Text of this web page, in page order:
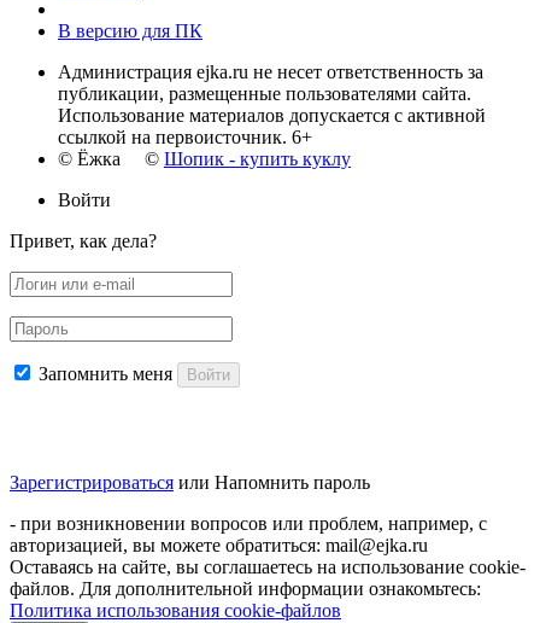
В версию для ПК
Администрация ejka.ru не несет ответственность за
публикации, размещенные пользователями сайта.
Использование материалов допускается с активной
ссылкой на первоисточник. 6+
© Ёжка © Шопик - купить куклу
Войти
Привет, как дела?
Запомнить меня Войти
Зарегистрироваться или Напомнить пароль
- при возникновении вопросов или проблем, например, с
авторизацией, вы можете обратиться: mail@ejka.ru
Оставаясь на сайте, вы соглашаетесь на использование cookie-
файлов. Для дополнительной информации ознакомьтесь:
Политика использования cookie-файлов